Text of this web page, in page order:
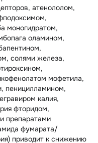
атенололом,
моногидратом,
оламином,
солями железа,
мофетила,
пеницилламином,
калия,
фторидом,
препаратами
фумарата/
приводит к снижению